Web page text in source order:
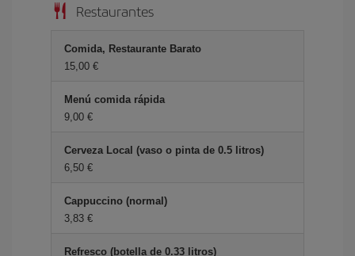
Restaurantes
Comida, Restaurante Barato
15,00 €
Menú comida rápida
9,00 €
Cerveza Local (vaso o pinta de 0.5 litros)
6,50 €
Cappuccino (normal)
3,83 €
Refresco (botella de 0.33 litros)